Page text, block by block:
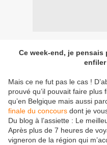
Ce week-end, je
Mais ce ne fut pas le cas !
prouvé qu’il pouvait faire
qu’en Belgique mais aussi
finale du concours dont je
Du blog à l’assiette : Le
Après plus de 7 heures de
vigneron de la région qui